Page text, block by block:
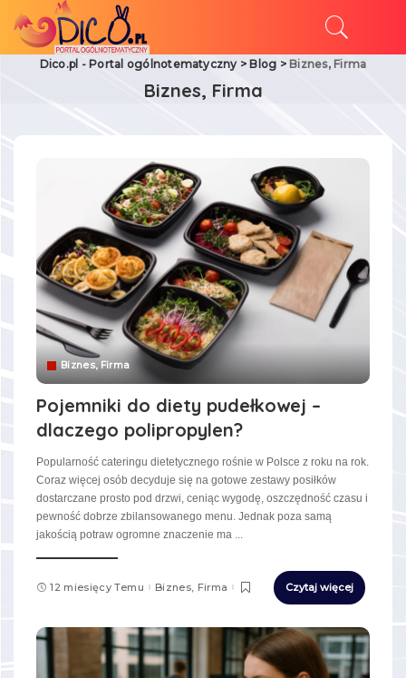
Dico.pl - Portal ogólnotematyczny > Blog > Biznes, Firma
Biznes, Firma
Biznes, Firma
Pojemniki do diety pudełkowej –
dlaczego polipropylen?
Popularność cateringu dietetycznego rośnie w Polsce z roku na rok.
Coraz więcej osób decyduje się na gotowe zestawy posiłków
dostarczane prosto pod drzwi, ceniąc wygodę, oszczędność czasu i
pewność dobrze zbilansowanego menu. Jednak poza samą
jakością potraw ogromne znaczenie ma
12 miesięcy Temu Biznes, Firma Czytaj więcej